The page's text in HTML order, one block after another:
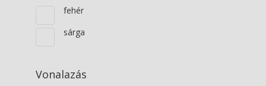
fehér
sárga
Vonalazás